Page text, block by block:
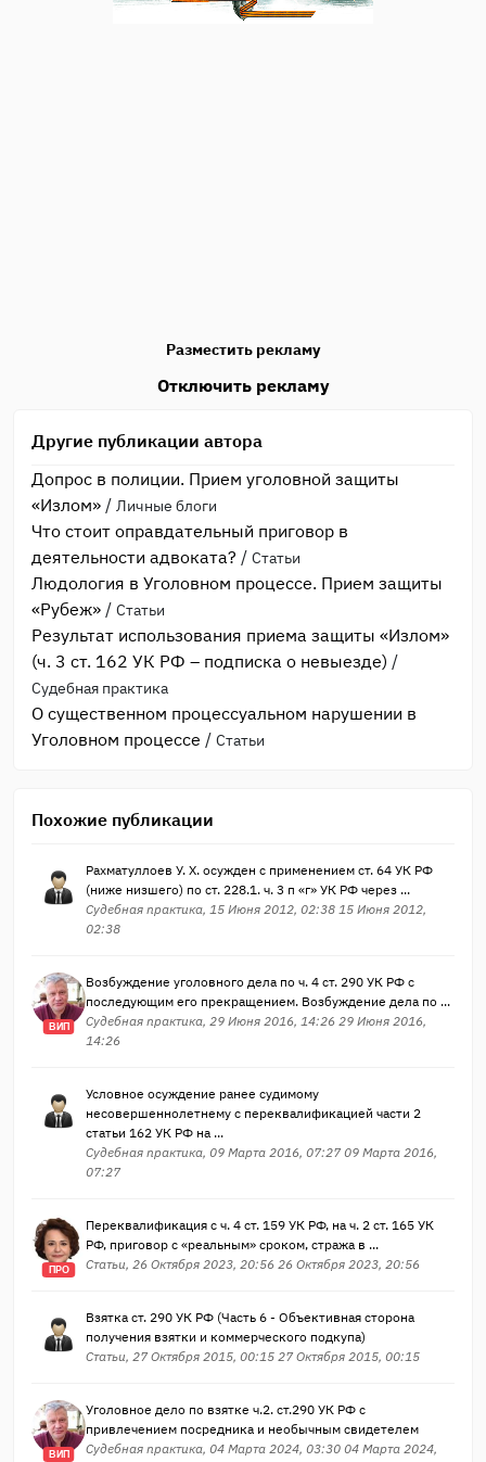
Разместить рекламу
Отключить рекламу
Другие публикации автора
Допрос в полиции. Прием уголовной защиты
«Излом» / Личные блоги
Что стоит оправдательный приговор в
деятельности адвоката? / Статьи
Людология в Уголовном процессе. Прием защиты
«Рубеж» / Статьи
Результат использования приема защиты «Излом»
(ч. 3 ст. 162 УК РФ – подписка о невыезде) /
Судебная практика
О существенном процессуальном нарушении в
Уголовном процессе / Статьи
Похожие публикации
Рахматуллоев У. Х. осужден с применением ст. 64 УК РФ
(ниже низшего) по ст. 228.1. ч. 3 п «г» УК РФ через ...
Судебная практика, 15 Июня 2012, 02:38 15 Июня 2012,
02:38
ВИП
Возбуждение уголовного дела по ч. 4 ст. 290 УК РФ с
последующим его прекращением. Возбуждение дела по ...
Судебная практика, 29 Июня 2016, 14:26 29 Июня 2016,
14:26
Условное осуждение ранее судимому
несовершеннолетнему с переквалификацией части 2
статьи 162 УК РФ на ...
Судебная практика, 09 Марта 2016, 07:27 09 Марта 2016,
07:27
ПРО
Переквалификация с ч. 4 ст. 159 УК РФ, на ч. 2 ст. 165 УК
РФ, приговор с «реальным» сроком, стража в ...
Статьи, 26 Октября 2023, 20:56 26 Октября 2023, 20:56
Взятка ст. 290 УК РФ (Часть 6 - Объективная сторона
получения взятки и коммерческого подкупа)
Статьи, 27 Октября 2015, 00:15 27 Октября 2015, 00:15
ВИП
Уголовное дело по взятке ч.2. ст.290 УК РФ с
привлечением посредника и необычным свидетелем
Судебная практика, 04 Марта 2024, 03:30 04 Марта 2024,